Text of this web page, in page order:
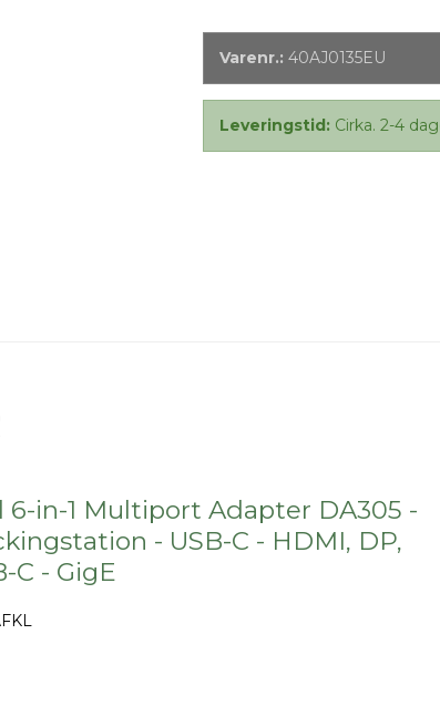
Varenr.: 40AJ0135EU
Leveringstid: Cirka. 2-4
6-in-1 Multiport Adapter DA305 -
- USB-C - HDMI, DP,
C - GigE